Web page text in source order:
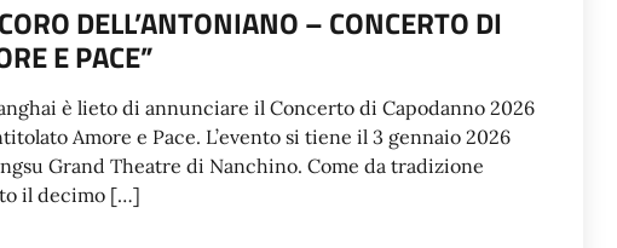
DELL’ANTONIANO – CONCERTO DI
E PACE”
è lieto di annunciare il Concerto di Capodanno 2026
Amore e Pace. L’evento si tiene il 3 gennaio 2026
Grand Theatre di Nanchino. Come da tradizione
il decimo […]